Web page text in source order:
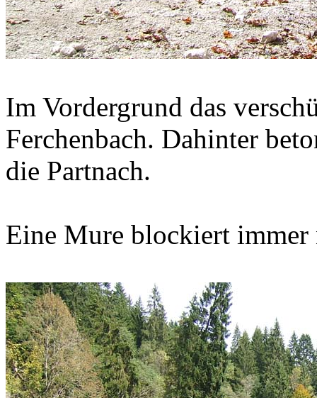
Im Vordergrund das
Ferchenbach. Dahinter
die Partnach.
Eine Mure blockiert immer